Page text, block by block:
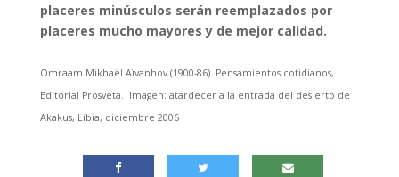
placeres minúsculos serán reemplazados por
placeres mucho mayores y de mejor calidad.
Omraam Mikhaël Aïvanhov (1900-86). Pensamientos cotidianos,
Editorial Prosveta. Imagen: atardecer a la entrada del desierto de
Akakus, Libia, diciembre 2006